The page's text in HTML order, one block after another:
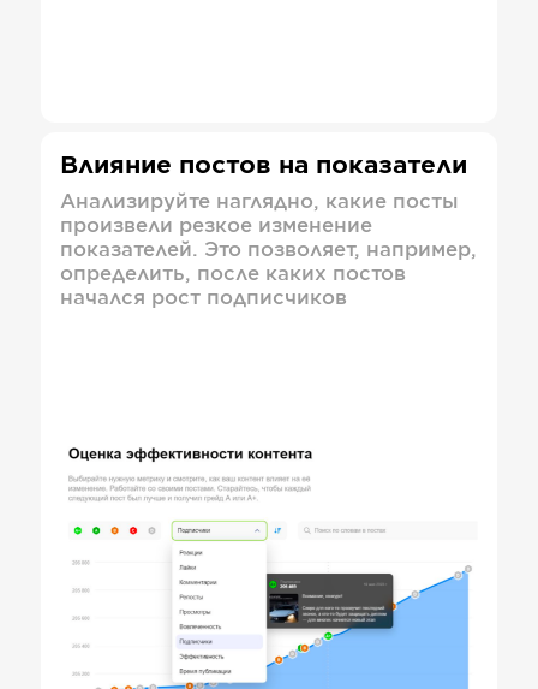
Влияние постов на показатели
Анализируйте наглядно, какие посты
произвели резкое изменение
показателей. Это позволяет, например,
определить, после каких постов
начался рост подписчиков